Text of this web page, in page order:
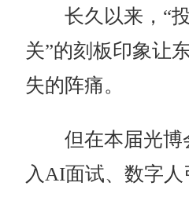
长久以来，“投
关”的刻板印象让
失的阵痛。
但在本届光博
入AI面试、数字